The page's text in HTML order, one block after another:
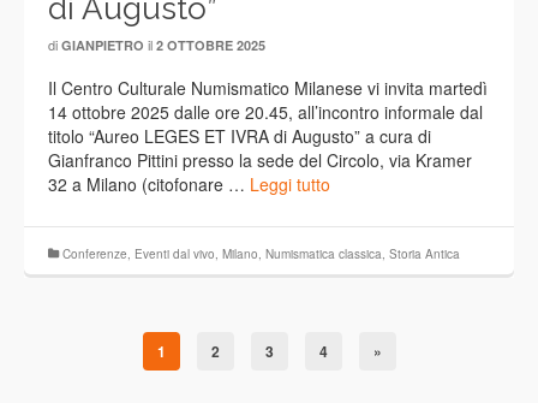
di Augusto”
di GIANPIETRO il 2 OTTOBRE 2025
Il Centro Culturale Numismatico Milanese vi invita martedì
14 ottobre 2025 dalle ore 20.45, all’incontro informale dal
titolo “Aureo LEGES ET IVRA di Augusto” a cura di
Gianfranco Pittini presso la sede del Circolo, via Kramer
32 a Milano (citofonare … Leggi tutto
Conferenze, Eventi dal vivo, Milano, Numismatica classica, Storia Antica
1 2 3 4 »